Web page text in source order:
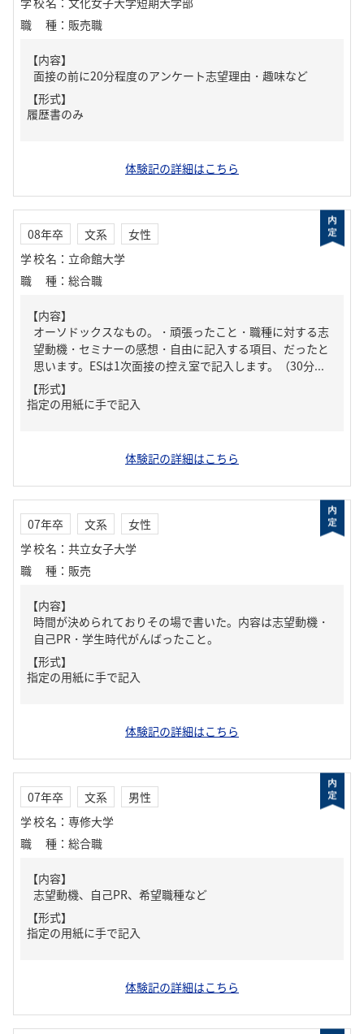
職種 ： 販売職
【内容】
面接の前に20分程度のアンケート志望理由・趣味など
【形式】
履歴書のみ
体験記の詳細はこちら
08年卒 文系
女性
学校名 ： 立命館大学
職種 ： 総合職
【内容】
オーソドックスなもの。・頑張ったこと・職種に対する志
望動機・セミナーの感想・自由に記入する項目、だったと
思います。ESは1次面接の控え室で記入します。（30分...
【形式】
指定の用紙に手で記入
体験記の詳細はこちら
07年卒 文系
女性
学校名 ： 共立女子大学
職種 ： 販売
【内容】
時間が決められておりその場で書いた。内容は志望動機・
自己PR・学生時代がんばったこと。
【形式】
指定の用紙に手で記入
体験記の詳細はこちら
07年卒 文系
男性
学校名 ： 専修大学
職種 ： 総合職
【内容】
志望動機、自己PR、希望職種など
【形式】
指定の用紙に手で記入
体験記の詳細はこちら